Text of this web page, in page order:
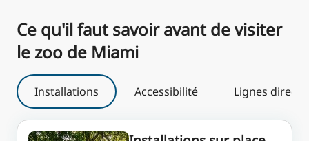
Ce qu'il faut savoir avant de visiter
le zoo de Miami
Installations Accessibilité Lignes